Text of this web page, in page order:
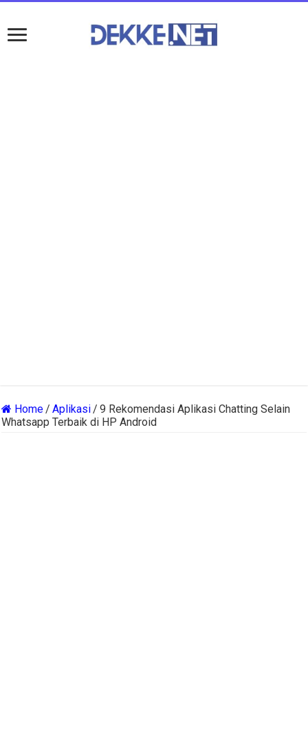
Home/ Aplikasi/ 9 Rekomendasi Aplikasi Chatting Selain
Whatsapp Terbaik di HP Android